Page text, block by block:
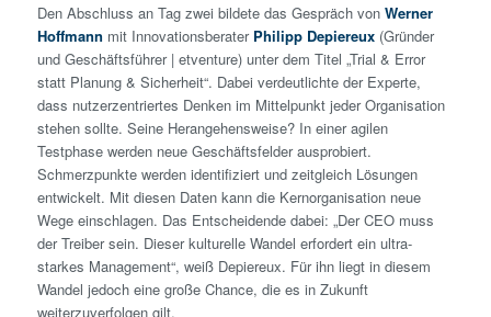
Den Abschluss an Tag zwei bildete das Gespräch von Werner
Hoffmann mit Innovationsberater Philipp Depiereux(Gründer
und Geschäftsführer | etventure) unter dem Titel „Trial & Error
statt Planung & Sicherheit“. Dabei verdeutlichte der Experte,
dass nutzerzentriertes Denken im Mittelpunkt jeder Organisation
stehen sollte. Seine Herangehensweise? In einer agilen
Testphase werden neue Geschäftsfelder ausprobiert.
Schmerzpunkte werden identifiziert und zeitgleich Lösungen
entwickelt. Mit diesen Daten kann die Kernorganisation neue
Wege einschlagen. Das Entscheidende dabei: „Der CEO muss
der Treiber sein. Dieser kulturelle Wandel erfordert ein ultra-
starkes Management“, weiß Depiereux. Für ihn liegt in diesem
Wandel jedoch eine große Chance, die es in Zukunft
weiterzuverfolgen gilt.